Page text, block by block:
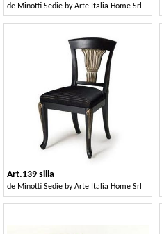
de Minotti Sedie by Arte Italia Home Srl
Art.139 silla
de Minotti Sedie by Arte Italia Home Srl